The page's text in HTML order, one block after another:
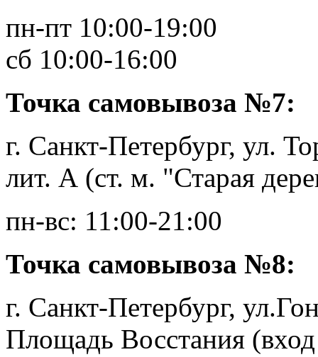
пн-пт 10:00-19:00
сб 10:00-16:00
Точка самовывоза №7:
г. Санкт-Петербург, ул.
лит. А (ст. м. "Старая
пн-вс: 11:00-21:00
Точка самовывоза №8:
г. Санкт-Петербург,
Площадь Восстания